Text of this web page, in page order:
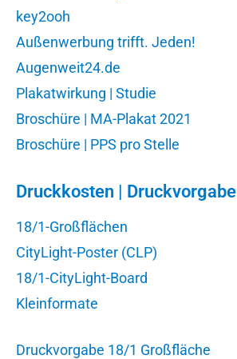
key2ooh
Außenwerbung trifft. Jeden!
Augenweit24.de
Plakatwirkung | Studie
Broschüre | MA-Plakat 2021
Broschüre | PPS pro Stelle
Druckkosten | Druckvorgabe
18/1-Großflächen
CityLight-Poster (CLP)
18/1-CityLight-Board
Kleinformate
Druckvorgabe 18/1 Großfläche